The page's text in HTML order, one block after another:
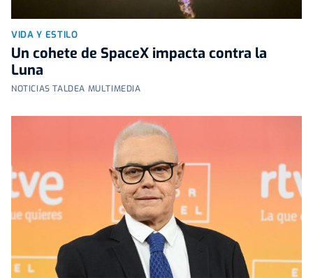
VIDA Y ESTILO
Un cohete de SpaceX impacta contra la
Luna
NOTICIAS TALDEA MULTIMEDIA